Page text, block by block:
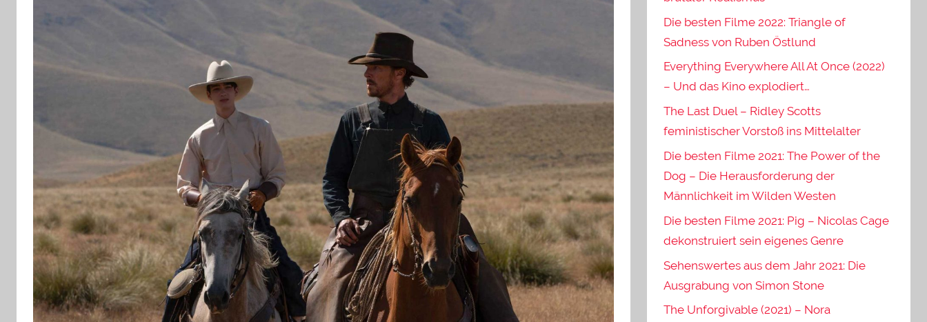
Die besten Filme 2022: Triangle of
Sadness von Ruben Östlund
Everything Everywhere All At Once (2022)
– Und das Kino explodiert…
The Last Duel – Ridley Scotts
feministischer Vorstoß ins Mittelalter
Die besten Filme 2021: The Power of the
Dog – Die Herausforderung der
Männlichkeit im Wilden Westen
Die besten Filme 2021: Pig – Nicolas Cage
dekonstruiert sein eigenes Genre
Sehenswertes aus dem Jahr 2021: Die
Ausgrabung von Simon Stone
The Unforgivable (2021) – Nora